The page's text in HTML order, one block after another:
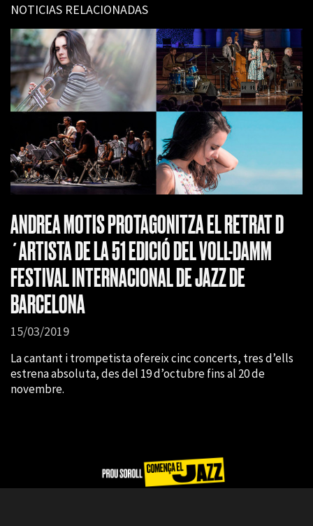
NOTICIAS RELACIONADAS
ANDREA MOTIS PROTAGONITZA EL RETRAT D
´ARTISTA DE LA 51 EDICIÓ DEL VOLL-DAMM
FESTIVAL INTERNACIONAL DE JAZZ DE
BARCELONA
15/03/2019
La cantant i trompetista ofereix cinc concerts, tres d’ells
estrena absoluta, des del 19 d’octubre fins al 20 de
novembre.